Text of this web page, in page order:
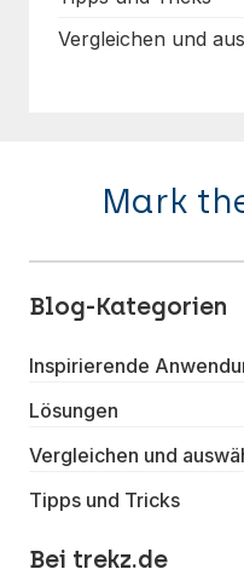
Vergleichen und
Mark
Blog-Kategorien
Inspirierende
Lösungen
Vergleichen und
Tipps und Tricks
Bei trekz.de